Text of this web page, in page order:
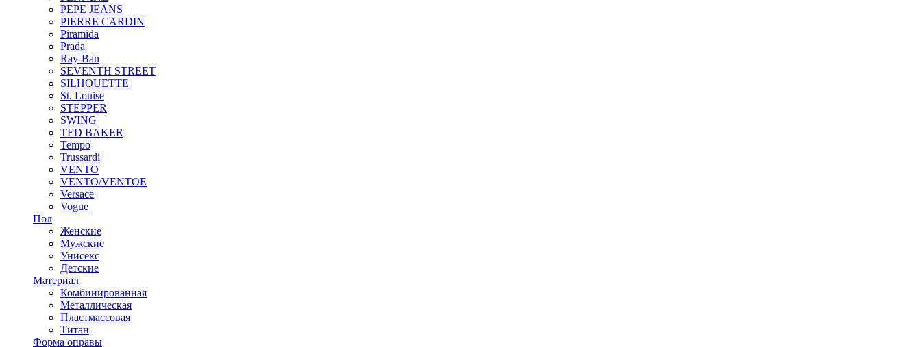
PEPE JEANS
PIERRE CARDIN
Piramida
Prada
Ray-Ban
SEVENTH STREET
SILHOUETTE
St. Louise
STEPPER
SWING
TED BAKER
Tempo
Trussardi
VENTO
VENTO/VENTOE
Versace
Vogue
Пол
Женские
Мужские
Унисекс
Детские
Материал
Комбинированная
Металлическая
Пластмассовая
Титан
Форма оправы